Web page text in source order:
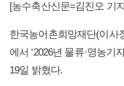
[농수축산신문=김진오 기
한국농어촌희망재단(이사
에서 ‘2026년 물류·영농기
19일 밝혔다.